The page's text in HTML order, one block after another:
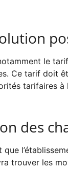
le
Ce tarif doit
tarifaires à
des
trouver les